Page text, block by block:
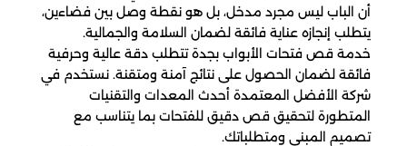
أن الباب ليس مجرد مدخل، بل هو نقطة وصل بين فضاءين،
يتطلب إنجازه عناية فائقة لضمان السلامة والجمالية.
خدمة قص فتحات الأبواب بجدة تتطلب دقة عالية وحرفية
فائقة لضمان الحصول على نتائج آمنة ومتقنة. نستخدم في
شركة الأفضل المعتمدة أحدث المعدات والتقنيات
المتطورة لتحقيق قص دقيق للفتحات بما يتناسب مع
تصميم المبنى ومتطلباتك.